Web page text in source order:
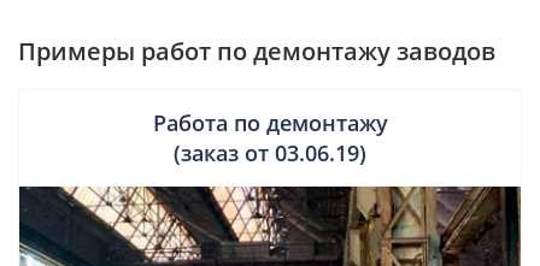
Примеры работ по демонтажу заводов
Работа по демонтажу
(заказ от 03.06.19)